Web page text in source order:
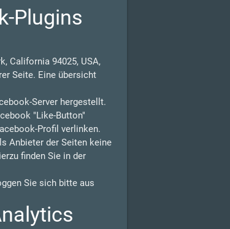
Plugins
California 94025, USA,
Seite. Eine übersicht
Server hergestellt.
"Like-Button"
Profil verlinken.
Anbieter der Seiten keine
finden Sie in der
Sie sich bitte aus